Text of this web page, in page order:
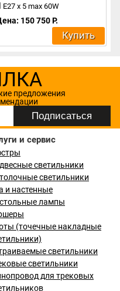
E27 x 5 max 60W
150 750 Р.
Купить
предложения
и сервис
светильники
светильники
и настенные
лампы
(точечные накладные
светильники
светильники
для трековых